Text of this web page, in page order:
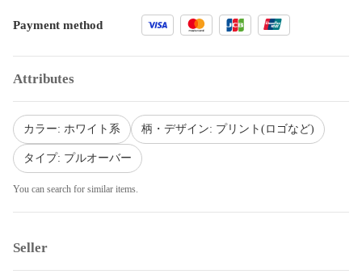
Payment method
Attributes
カラー: ホワイト系 柄・デザイン: プリント(ロゴなど)
タイプ: プルオーバー
You can search for similar items.
Seller